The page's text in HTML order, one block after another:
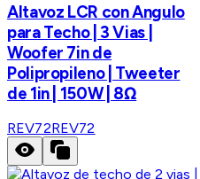
Altavoz LCR con Angulo
para Techo | 3 Vias |
Woofer 7in de
Polipropileno | Tweeter
de 1in | 150W | 8Ω
REV72REV72